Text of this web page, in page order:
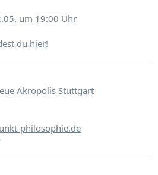
um 19:00 Uhr
du hier!
Akropolis Stuttgart
philosophie.de